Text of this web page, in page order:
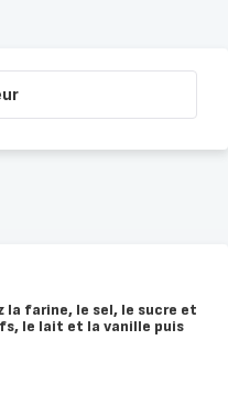
la farine, le sel, le sucre et
le lait et la vanille puis